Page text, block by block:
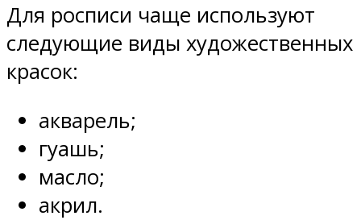
Для росписи чаще используют
следующие виды художественных
красок:
акварель;
гуашь;
масло;
акрил.